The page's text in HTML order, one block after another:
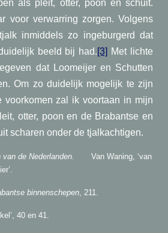
als pleit, otter, poon en schuit.
voor verwarring zorgen. Volgens
inmiddels zo ingeburgerd dat
beeld bij had.[3] Met lichte
dat Loomeijer en Schutten
Om zo duidelijk mogelijk te zijn
voorkomen zal ik voortaan in mijn
otter, poon en de Brabantse en
scharen onder de tjalkachtigen.
van de Nederlanden. Van Waning, ‘van
binnenschepen, 211.
40 en 41.